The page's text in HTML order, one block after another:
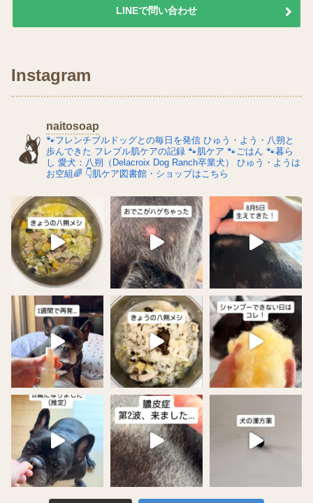
LINEで問い合わせ
Instagram
naitosoap
🐾フレンチブルドッグとの毎日を発信 ひゅう・よう・八朔と
歩んできた フレブル肌ケアの記録 🐾肌ケア 🐾ごはん 🐾暮ら
し 愛犬：八朔（Delacroix Dog Ranch卒業犬）
ひゅう・ようは
お空組🌈 👇肌ケア図書館・ショップはこちら